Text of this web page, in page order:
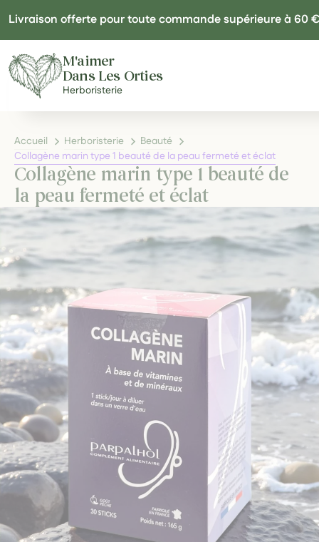
Livraison offerte pour toute commande supérieure à 60 €
M'aimer
Dans Les Orties
Herboristerie
Accueil Herboristerie
Beauté
Collagène marin type 1 beauté de la peau fermeté et éclat
Collagène marin type 1 beauté de
la peau fermeté et éclat